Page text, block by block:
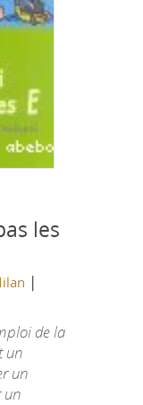
les
|
de la
un
un
un